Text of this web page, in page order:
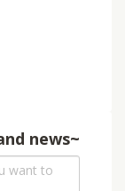
news~